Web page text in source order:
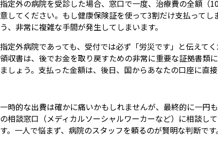
指定外の病院を受診した場合、窓口で一度、治療費の全額（
意してください。もし健康保険証を使って3割だけ支払って
う、非常に複雑な手間が発生してしまいます。
指定外病院であっても、受付では必ず「労災です」と伝えて
領収書は、後でお金を取り戻すための非常に重要な証拠書類
ましょう。支払った金額は、後日、国からあなたの口座に直
一時的な出費は確かに痛いかもしれませんが、最終的に一円
の相談窓口（メディカルソーシャルワーカーなど）に相談し
す。一人で悩まず、病院のスタッフを頼るのが賢明な判断です